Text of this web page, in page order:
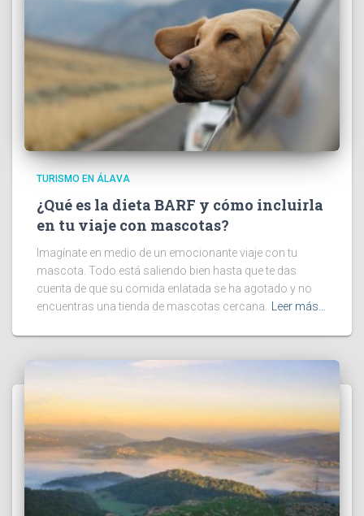
TURISMO EN ÁLAVA
¿Qué es la dieta BARF y cómo incluirla
en tu viaje con mascotas?
Imagínate en medio de un emocionante viaje con tu
mascota. Todo está saliendo bien hasta que te das
cuenta de que su comida enlatada se ha agotado y no
encuentras una tienda de mascotas cercana. Leer más…